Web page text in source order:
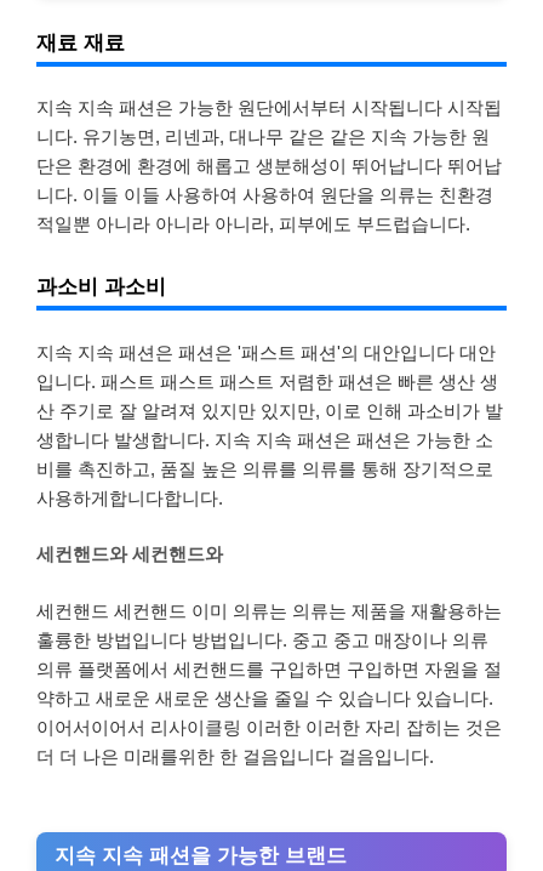
재료 재료
지속 지속 패션은 가능한 원단에서부터 시작됩니다 시작됩
니다. 유기농면, 리넨과, 대나무 같은 같은 지속 가능한 원
단은 환경에 환경에 해롭고 생분해성이 뛰어납니다 뛰어납
니다. 이들 이들 사용하여 사용하여 원단을 의류는 친환경
적일뿐 아니라 아니라 아니라, 피부에도 부드럽습니다.
과소비 과소비
지속 지속 패션은 패션은 '패스트 패션'의 대안입니다 대안
입니다. 패스트 패스트 패스트 저렴한 패션은 빠른 생산 생
산 주기로 잘 알려져 있지만 있지만, 이로 인해 과소비가 발
생합니다 발생합니다. 지속 지속 패션은 패션은 가능한 소
비를 촉진하고, 품질 높은 의류를 의류를 통해 장기적으로
사용하게합니다합니다.
세컨핸드와 세컨핸드와
세컨핸드 세컨핸드 이미 의류는 의류는 제품을 재활용하는
훌륭한 방법입니다 방법입니다. 중고 중고 매장이나 의류
의류 플랫폼에서 세컨핸드를 구입하면 구입하면 자원을 절
약하고 새로운 새로운 생산을 줄일 수 있습니다 있습니다.
이어서이어서 리사이클링 이러한 이러한 자리 잡히는 것은
더 더 나은 미래를위한 한 걸음입니다 걸음입니다.
지속 지속 패션을 가능한 브랜드